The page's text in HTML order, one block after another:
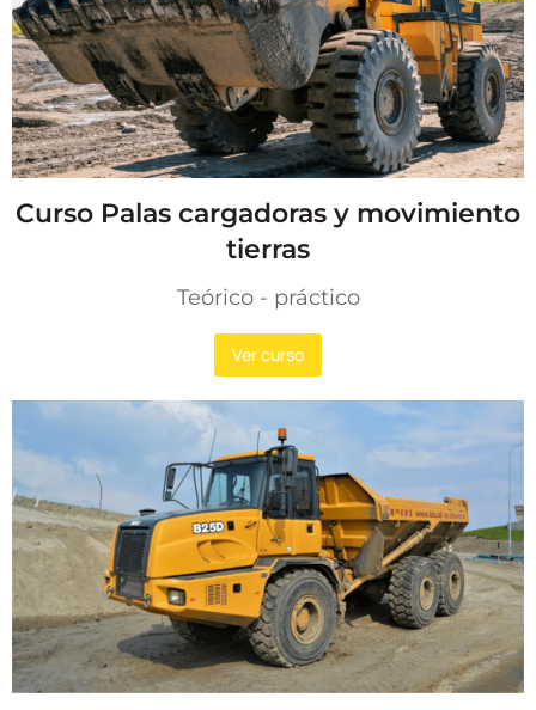
Curso Palas cargadoras y movimiento
tierras
Teórico - práctico
Ver curso